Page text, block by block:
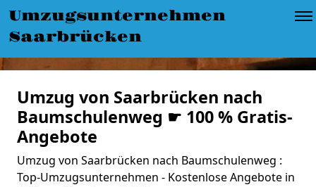
Umzugsunternehmen
Saarbrücken
Umzug von Saarbrücken nach
Baumschulenweg ☛ 100 % Gratis-
Angebote
Umzug von Saarbrücken nach Baumschulenweg :
Top-Umzugsunternehmen - Kostenlose Angebote in